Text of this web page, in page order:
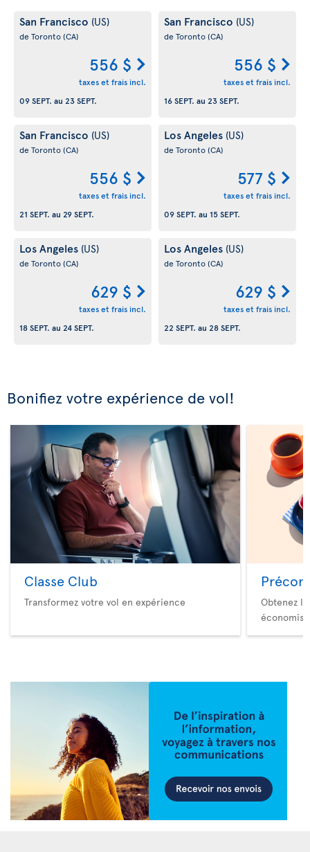
San Francisco (US)
de Toronto(CA)
556 $
taxes et frais incl.
09 SEPT. au 23 SEPT.
San Francisco (US)
de Toronto(CA)
556 $
taxes et frais incl.
16 SEPT. au 23 SEPT.
San Francisco (US)
de Toronto(CA)
556 $
taxes et frais incl.
21 SEPT. au 29 SEPT.
Los Angeles (US)
de Toronto(CA)
577 $
taxes et frais incl.
09 SEPT. au 15 SEPT.
Los Angeles (US)
de Toronto(CA)
629 $
taxes et frais incl.
18 SEPT. au 24 SEPT.
Los Angeles (US)
de Toronto(CA)
629 $
taxes et frais incl.
22 SEPT. au 28 SEPT.
Bonifiez votre expérience de vol!
Classe Club
Transformez votre vol en expérience
Obtenez